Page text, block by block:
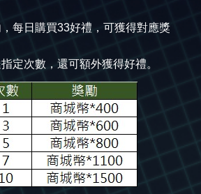
每日購買33好禮，可獲得對應獎
定次數，還可額外獲得好禮。